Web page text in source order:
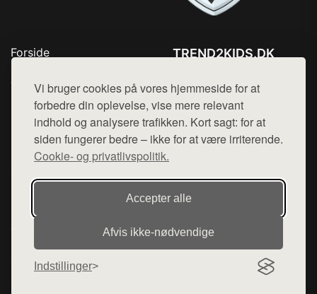
Vi bruger cookies på vores hjemmeside for at
forbedre din oplevelse, vise mere relevant
indhold og analysere trafikken. Kort sagt: for at
siden fungerer bedre – ikke for at være irriterende.
Cookie- og privatlivspolitik.
Accepter alle
Afvis ikke‑nødvendige
Indstillinger
Forside
Top Rabatter
Blog
Kontakt
TREND2KIDS.DK
Mail: hej@want.dk
Cookie- og privatlivspolitik
Denne side er en del af want.dk, der udgiver en række
hjemmesider med præsentation af forskellige produkter fra
diverse webshops. Der sælges ikke varer fra denne side - vi
henviser til de shops, som sælger varen. Vi har heller ikke
varerne på lager.